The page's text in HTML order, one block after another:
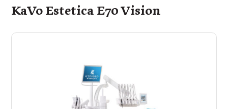
KaVo Estetica E70 Vision